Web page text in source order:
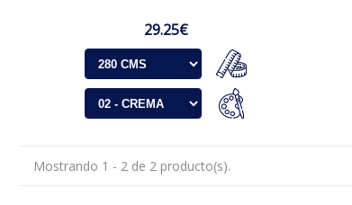
29.25€
Mostrando 1 - 2 de 2 producto(s).